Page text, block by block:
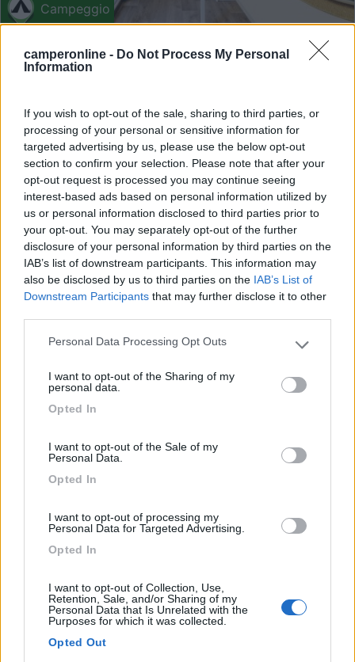
camperonline - Do Not Process My Personal
Information
If you wish to opt-out of the sale, sharing to third parties, or
processing of your personal or sensitive information for
targeted advertising by us, please use the below opt-out
section to confirm your selection. Please note that after your
opt-out request is processed you may continue seeing
interest-based ads based on personal information utilized by
us or personal information disclosed to third parties prior to
your opt-out. You may separately opt-out of the further
disclosure of your personal information by third parties on the
IAB’s list of downstream participants. This information may
also be disclosed by us to third parties on the IAB’s List of
Downstream Participants that may further disclose it to other
Please note that this website/app uses one or more Google
not limited to your visit or usage behaviour. You may click to
grant or deny consent to Google and its third-party tags to
use your data for below specified purposes in below Google
Personal Data Processing Opt Outs
I want to opt-out of the Sharing of my
personal data.
Opted In
I want to opt-out of the Sale of my
Personal Data.
Opted In
I want to opt-out of processing my
Personal Data for Targeted Advertising.
Opted In
I want to opt-out of Collection, Use,
Retention, Sale, and/or Sharing of my
Personal Data that Is Unrelated with the
Purposes for which it was collected.
Opted Out
Campeggio
Camping Puntala
Punta Ala (GR) - 69km
Loc. PuntAla
Campeggio
Baia Verde
Servizi / Posizione
Punta Ala (GR) - 69.9km
Via delle Collacchie